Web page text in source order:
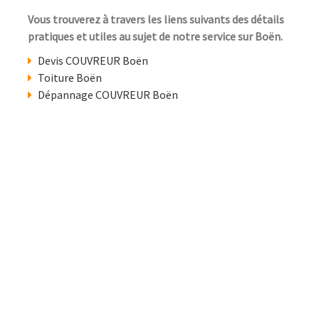
Vous trouverez à travers les liens suivants des détails
pratiques et utiles au sujet de notre service sur Boën.
Devis COUVREUR Boën
Toiture Boën
Dépannage COUVREUR Boën